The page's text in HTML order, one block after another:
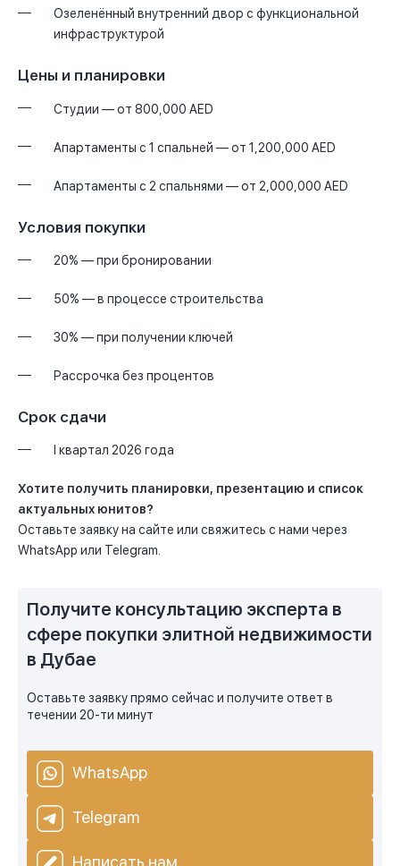
Озеленённый внутренний двор с функциональной
инфраструктурой
Цены и планировки
Студии — от 800,000 AED
Апартаменты с 1 спальней — от 1,200,000 AED
Апартаменты с 2 спальнями — от 2,000,000 AED
Условия покупки
20% — при бронировании
50% — в процессе строительства
30% — при получении ключей
Рассрочка без процентов
Срок сдачи
I квартал 2026 года
Хотите получить планировки, презентацию и список
актуальных юнитов?
Оставьте заявку на сайте или свяжитесь с нами через
WhatsApp или Telegram.
Получите консультацию эксперта в
сфере покупки элитной недвижимости
в Дубае
Оставьте заявку прямо сейчас и получите ответ в
течении 20-ти минут
WhatsApp
Telegram
Написать нам